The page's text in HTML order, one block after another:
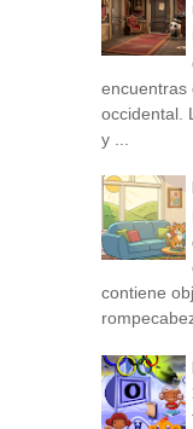
encuentras
occidental.
y ...
contiene